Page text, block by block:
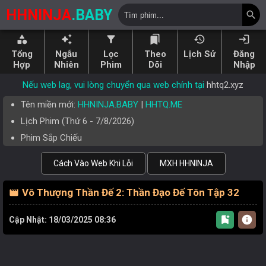
HHNINJA.BABY search
category
Tổng
Hợp
auto_awesome
Ngẫu
Nhiên
filter_alt
Lọc
Phim
bookmarks
Theo
Dõi
history
Lịch Sử
login
Đăng
Nhập
Nếu web lag, vui lòng chuyển qua web chính tại hhtq2.xyz
Tên miền mới: HHNINJA.BABY | HHTQ.ME
Lịch Phim (Thứ 6 - 7/8/2026)
Phim Sắp Chiếu
Cách Vào Web Khi Lỗi MXH HHNINJA
movie Vô Thượng Thần Đế 2: Thần Đạo Đế Tôn Tập 32
Cập Nhật: 18/03/2025 08:36 bookmark_add info